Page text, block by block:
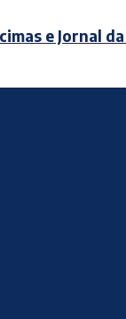
e Jornal